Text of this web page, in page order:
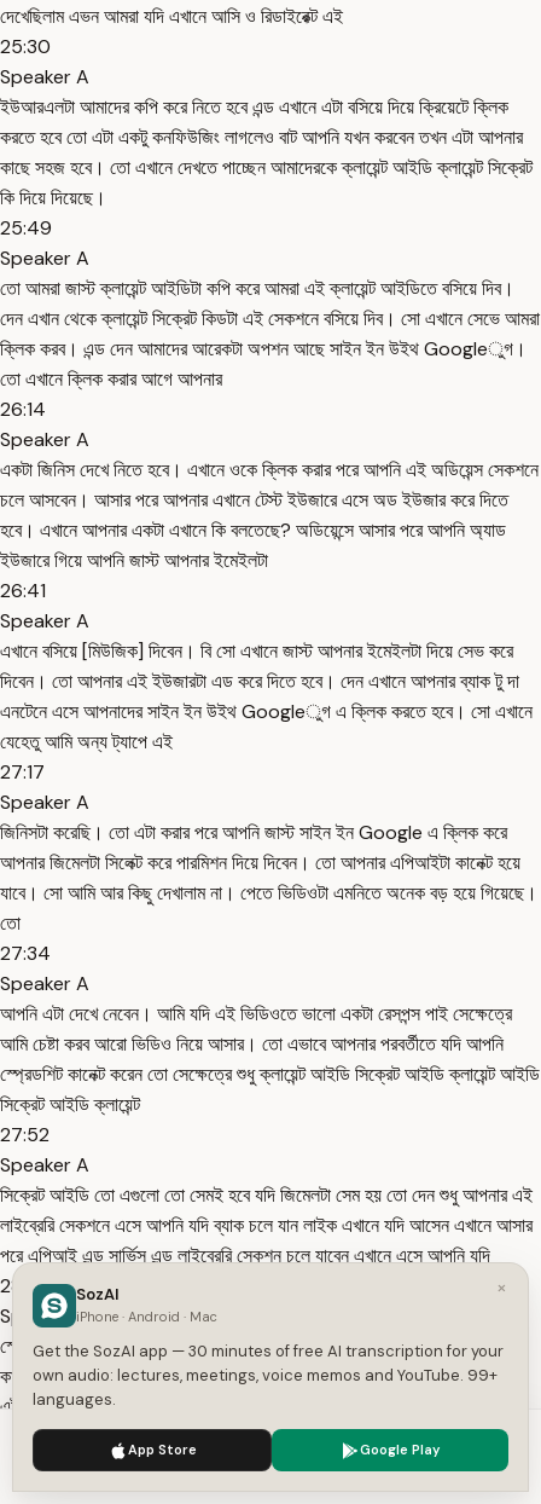
দেখেছিলাম এভন আমরা যদি এখানে আসি ও রিডাইরেক্ট এই
25:30
Speaker A
ইউআরএলটা আমাদের কপি করে নিতে হবে এন্ড এখানে এটা বসিয়ে দিয়ে ক্রিয়েটে ক্লিক
করতে হবে তো এটা একটু কনফিউজিং লাগলেও বাট আপনি যখন করবেন তখন এটা আপনার
কাছে সহজ হবে। তো এখানে দেখতে পাচ্ছেন আমাদেরকে ক্লায়েন্ট আইডি ক্লায়েন্ট সিক্রেট
কি দিয়ে দিয়েছে।
25:49
Speaker A
তো আমরা জাস্ট ক্লায়েন্ট আইডিটা কপি করে আমরা এই ক্লায়েন্ট আইডিতে বসিয়ে দিব।
দেন এখান থেকে ক্লায়েন্ট সিক্রেট কিডটা এই সেকশনে বসিয়ে দিব। সো এখানে সেভে আমরা
ক্লিক করব। এন্ড দেন আমাদের আরেকটা অপশন আছে সাইন ইন উইথ Googleুগ।
তো এখানে ক্লিক করার আগে আপনার
26:14
Speaker A
একটা জিনিস দেখে নিতে হবে। এখানে ওকে ক্লিক করার পরে আপনি এই অডিয়েন্স সেকশনে
চলে আসবেন। আসার পরে আপনার এখানে টেস্ট ইউজারে এসে অড ইউজার করে দিতে
হবে। এখানে আপনার একটা এখানে কি বলতেছে? অডিয়েন্সে আসার পরে আপনি অ্যাড
ইউজারে গিয়ে আপনি জাস্ট আপনার ইমেইলটা
26:41
Speaker A
এখানে বসিয়ে [মিউজিক] দিবেন। বি সো এখানে জাস্ট আপনার ইমেইলটা দিয়ে সেভ করে
দিবেন। তো আপনার এই ইউজারটা এড করে দিতে হবে। দেন এখানে আপনার ব্যাক টু দা
এনটেনে এসে আপনাদের সাইন ইন উইথ Googleুগ এ ক্লিক করতে হবে। সো এখানে
যেহেতু আমি অন্য ট্যাপে এই
27:17
Speaker A
জিনিসটা করেছি। তো এটা করার পরে আপনি জাস্ট সাইন ইন Google এ ক্লিক করে
আপনার জিমেলটা সিলেক্ট করে পারমিশন দিয়ে দিবেন। তো আপনার এপিআইটা কানেক্ট হয়ে
যাবে। সো আমি আর কিছু দেখালাম না। পেতে ভিডিওটা এমনিতে অনেক বড় হয়ে গিয়েছে।
তো
27:34
Speaker A
আপনি এটা দেখে নেবেন। আমি যদি এই ভিডিওতে ভালো একটা রেসপন্স পাই সেক্ষেত্রে
আমি চেষ্টা করব আরো ভিডিও নিয়ে আসার। তো এভাবে আপনার পরবর্তীতে যদি আপনি
স্প্রেডশিট কানেক্ট করেন তো সেক্ষেত্রে শুধু ক্লায়েন্ট আইডি সিক্রেট আইডি ক্লায়েন্ট আইডি
সিক্রেট আইডি ক্লায়েন্ট
27:52
Speaker A
সিক্রেট আইডি তো এগুলো তো সেমই হবে যদি জিমেলটা সেম হয় তো দেন শুধু আপনার এই
লাইব্রেরি সেকশনে এসে আপনি যদি ব্যাক চলে যান লাইক এখানে যদি আসেন এখানে আসার
পরে এপিআই এন্ড সার্ভিস এন্ড লাইব্রেরি সেকশন চলে যাবেন এখানে এসে আপনি যদি
28:09
Speaker A
স্প্রেডশিট না লাইক আপনি যদি অন্য কোন কিছু এপিআই এখানে ইনেবল করতে চান বা
কানেক্ট করতে চান এখানে এসে জাস্ট আপনাকে এই অপটার ইনেবল করে দিতে হবে। তো
এটুকুই কাজ। আর আপনার ক্লায়েন্ট আইডি সিক্রেট আইডি সেমই থাকবে। তো এইভাবে
আর কি আপনি ক্লায়েন্ট আইডি
28:29
Speaker A
We use cookies to enhance your experience.
×
SozAI
iPhone · Android · Mac
Get the SozAI app — 30 minutes of free AI transcription for your
own audio: lectures, meetings, voice memos and YouTube. 99+
languages.
App Store Google Play